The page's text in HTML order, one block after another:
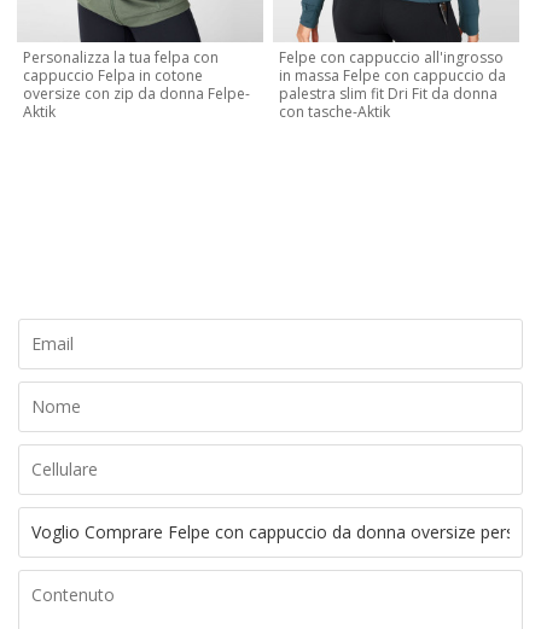
Personalizza la tua felpa con
cappuccio Felpa in cotone
oversize con zip da donna Felpe-
Aktik
Felpe con cappuccio all'ingrosso
in massa Felpe con cappuccio da
palestra slim fit Dri Fit da donna
con tasche-Aktik